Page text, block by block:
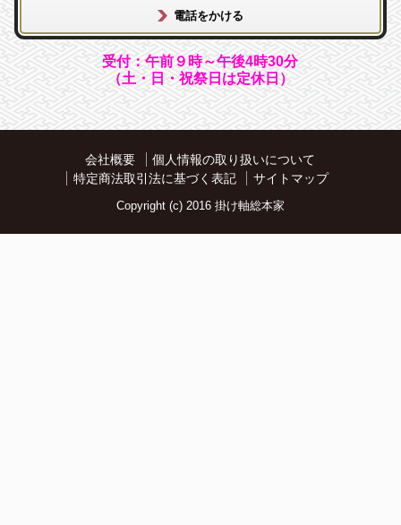
受付：午前９時～午後4時30分
（土・日・祝祭日は定休日）
会社概要
個人情報の取り扱いについて
特定商法取引法に基づく表記
サイトマップ
Copyright (c) 2016 掛け軸総本家